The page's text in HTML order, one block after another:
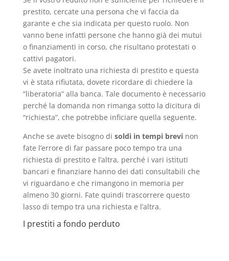
prestito, cercate una persona che vi faccia da
garante e che sia indicata per questo ruolo. Non
vanno bene infatti persone che hanno già dei mutui
o finanziamenti in corso, che risultano protestati o
cattivi pagatori.
Se avete inoltrato una richiesta di prestito e questa
vi è stata rifiutata, dovete ricordare di chiedere la
“liberatoria” alla banca. Tale documento è necessario
perché la domanda non rimanga sotto la dicitura di
“richiesta”, che potrebbe inficiare quella seguente.
Anche se avete bisogno di soldi in tempi brevinon
fate l’errore di far passare poco tempo tra una
richiesta di prestito e l’altra, perché i vari istituti
bancari e finanziare hanno dei dati consultabili che
vi riguardano e che rimangono in memoria per
almeno 30 giorni. Fate quindi trascorrere questo
lasso di tempo tra una richiesta e l’altra.
I prestiti a fondo perduto